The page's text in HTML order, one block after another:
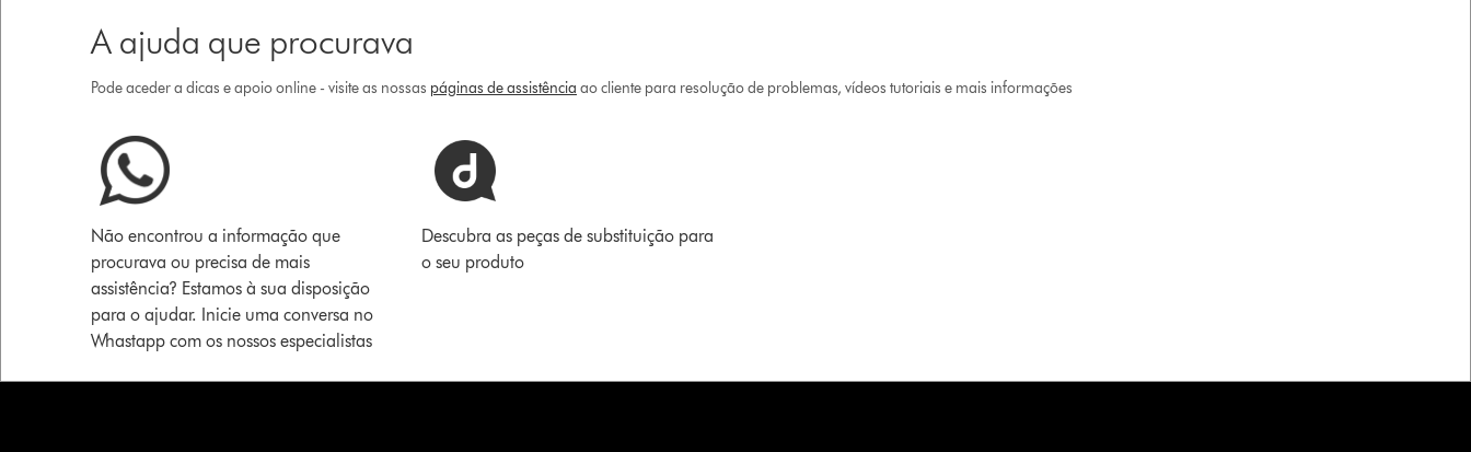
A ajuda que procurava
Pode aceder a dicas e apoio online - visite as nossas páginas de assistência ao cliente para resolução de problemas, vídeos tutoriais e mais informações
Não encontrou a informação que
procurava ou precisa de mais
assistência? Estamos à sua disposição
para o ajudar. Inicie uma conversa no
Whastapp com os nossos especialistas
Descubra as peças de substituição para
o seu produto